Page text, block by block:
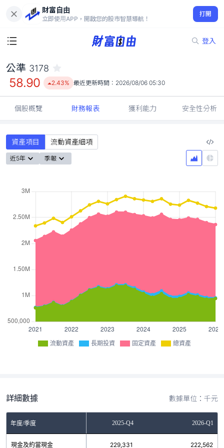
財富自由
立即使用APP，開啟您的股市智慧導航！
打開
登入
58.90
2.43%
公準 3178
58.90 2.43% 最近更新時間： 2026/08/06 05:30
個股概覽 財務報表 獲利能力 安全性分析
資產項目 流動資產細項
近5年 季報
流動資產 長期投資 固定資產 總資產
詳細數據 數據單位：千元
年度/季度2025-Q3 2025-Q4 2026-Q1
現金及約當現金
271,287 229,331 222,562